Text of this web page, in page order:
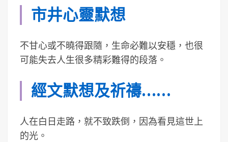
市井心靈默想
不甘心或不曉得跟隨，生命必難以安穩，也很
可能失去人生很多精彩難得的段落。
經文默想及祈禱……
人在白日走路，就不致跌倒，因為看見這世上
的光。